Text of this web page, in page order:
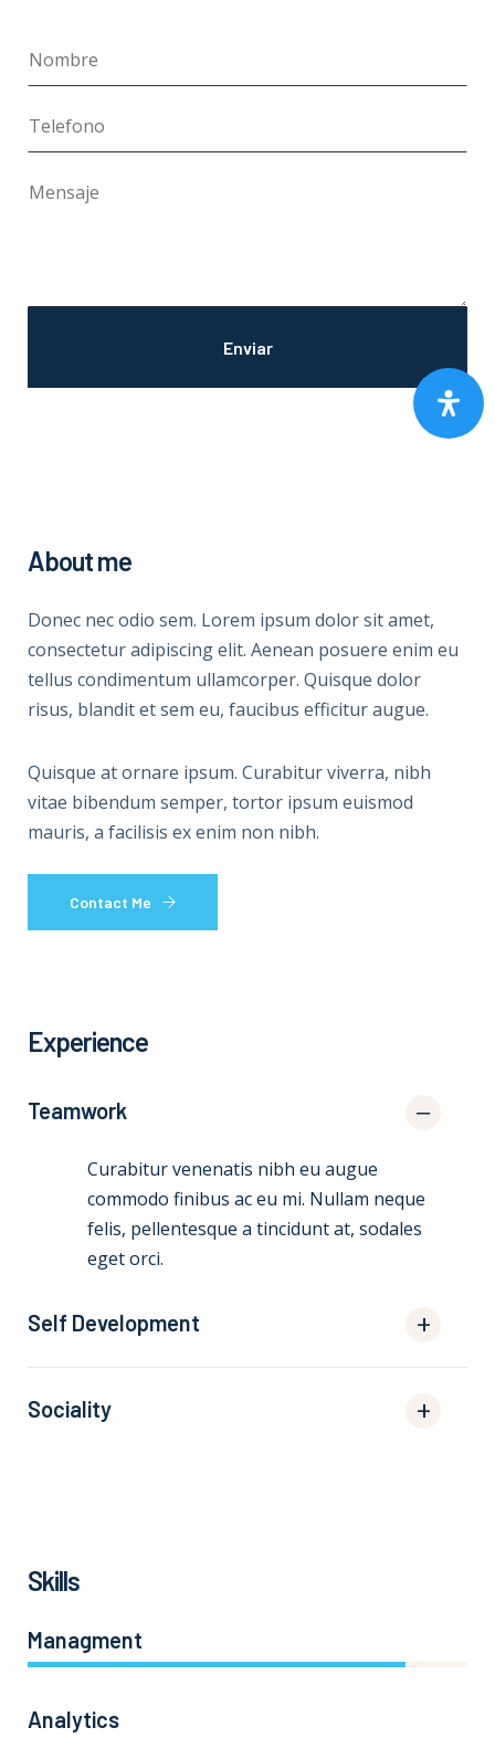
About me
Donec nec odio sem. Lorem ipsum dolor sit amet,
consectetur adipiscing elit. Aenean posuere enim eu
tellus condimentum ullamcorper. Quisque dolor
risus, blandit et sem eu, faucibus efficitur augue.
Quisque at ornare ipsum. Curabitur viverra, nibh
vitae bibendum semper, tortor ipsum euismod
mauris, a facilisis ex enim non nibh.
Contact Me
Experience
Teamwork
Curabitur venenatis nibh eu augue
commodo finibus ac eu mi. Nullam neque
felis, pellentesque a tincidunt at, sodales
eget orci.
Self Development
Sociality
Skills
Managment
Analytics